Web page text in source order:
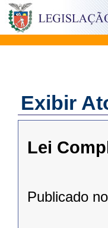
Exibir
Lei
Publicado no